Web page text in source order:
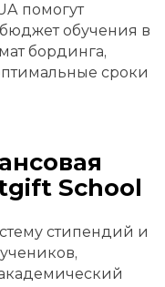
помогут
обучения в
бординга,
сроки
School
стипендий и